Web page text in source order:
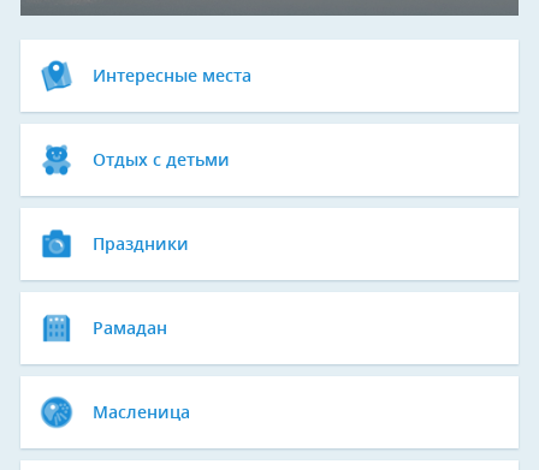
Интересные места
Отдых с детьми
Праздники
Рамадан
Масленица